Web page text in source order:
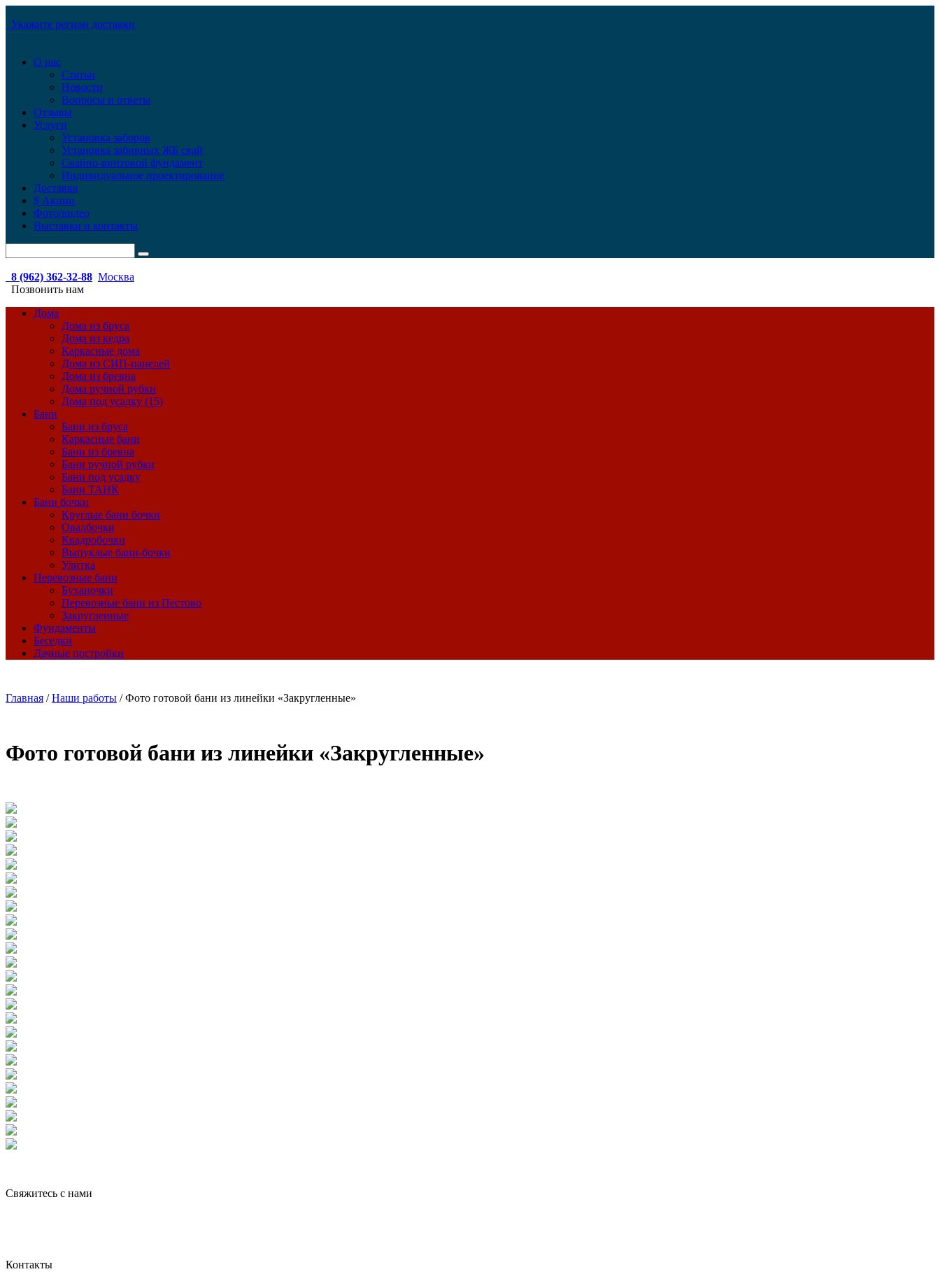
Укажите регион доставки
О нас
Статьи
Новости
Вопросы и ответы
Отзывы
Услуги
Установка заборов
Установка забивных ЖБ свай
Свайно-винтовой фундамент
Индивидуальное проектирование
Доставка
$ Акции
Фото/видео
Выставки и контакты
8 (962) 362-32-88 Москва
Позвонить нам
Дома
Дома из бруса
Дома из кедра
Каркасные дома
Дома из СИП-панелей
Дома из бревна
Дома ручной рубки
Дома под усадку (15)
Бани
Бани из бруса
Каркасные бани
Бани из бревна
Бани ручной рубки
Бани под усадку
Бани ТАНК
Бани бочки
Круглые бани бочки
Овалбочки
Квадробочки
Выпуклые бани-бочки
Улитка
Перевозные бани
Буханочки
Перевозные бани из Пестово
Закругленные
Фундаменты
Беседки
Дачные постройки
Главная /Наши работы /Фото готовой бани из линейки «Закругленные»
Фото готовой бани из линейки «Закругленные»
Свяжитесь с нами
Контакты